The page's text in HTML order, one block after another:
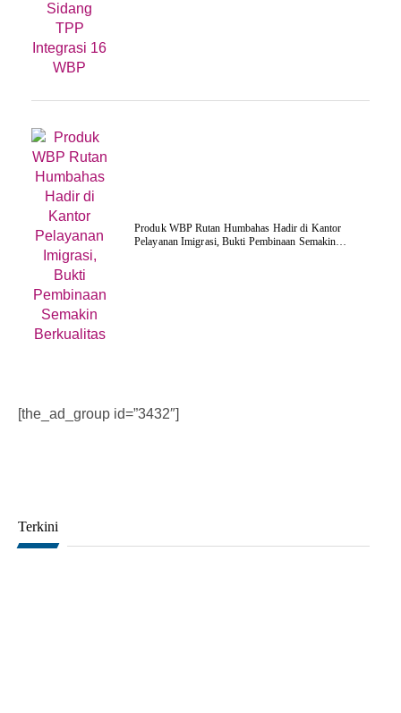
Produk WBP Rutan Humbahas Hadir di Kantor
Pelayanan Imigrasi, Bukti Pembinaan Semakin
[the_ad_group id=”3432″]
Terkini